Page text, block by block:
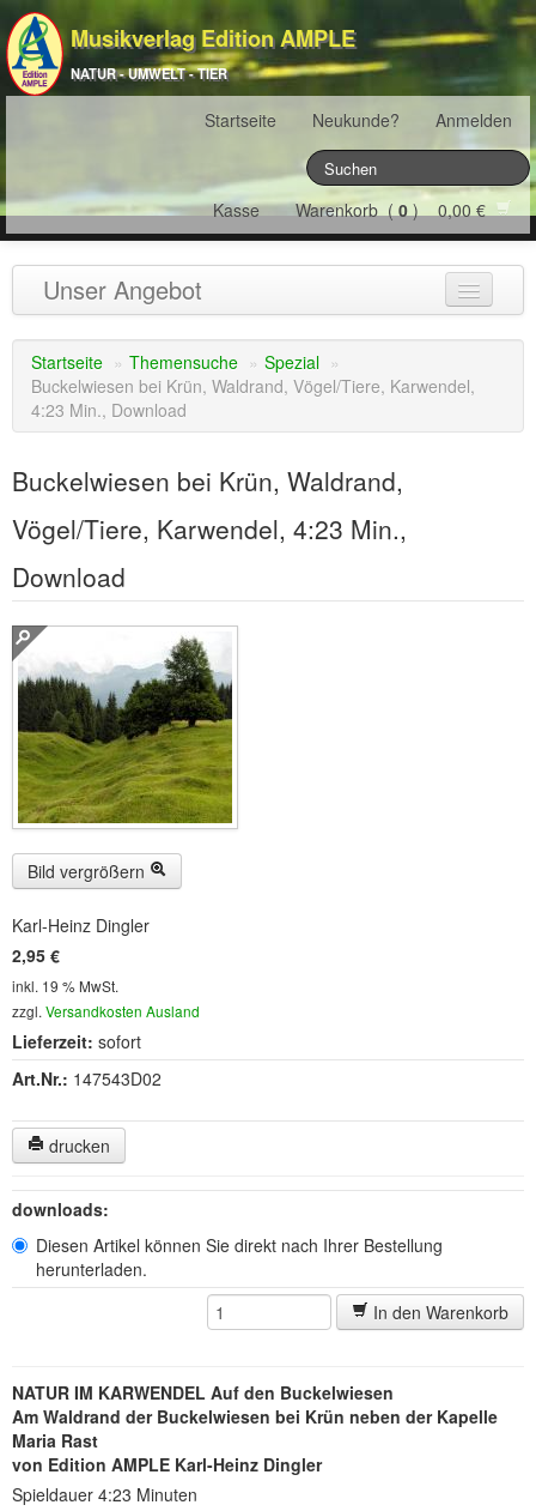
Musikverlag Edition AMPLE
NATUR - UMWELT - TIER
Startseite Neukunde? Anmelden
Kasse Warenkorb (0) 0,00 €
Unser Angebot
NATURJAHR(12)
ÖSTERREICH(22)
FRANKREICH(19)
SCHWEIZ(16)
Buckelwiesen und Karwendelgebirge(22)
Serie ENTSPANNUNG NATUR
SOFORT HERUNTERLADEN
CD-ROM-MP3/DVD-ROM-MP3
DVD-Videos(8)
Engl./Franz. Produkte
Themensuche
Soundarchiv
Startseite » Themensuche » Spezial »
Buckelwiesen bei Krün, Waldrand, Vögel/Tiere, Karwendel,
4:23 Min., Download
Buckelwiesen bei Krün, Waldrand,
Vögel/Tiere, Karwendel, 4:23 Min.,
Download
Bild vergrößern
Karl-Heinz Dingler
2,95 €
inkl. 19 % MwSt.
zzgl. Versandkosten Ausland
Lieferzeit: sofort
Art.Nr.: 147543D02
drucken
downloads:
Diesen Artikel können Sie direkt nach Ihrer Bestellung
herunterladen.
In den Warenkorb
NATUR IM KARWENDEL Auf den Buckelwiesen
Am Waldrand der Buckelwiesen bei Krün neben der Kapelle
Maria Rast
von Edition AMPLE Karl-Heinz Dingler
Spieldauer 4:23 Minuten